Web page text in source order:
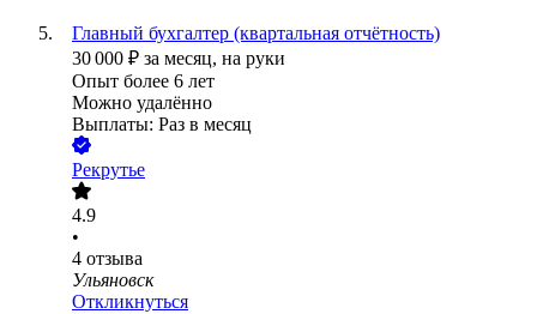
Главный бухгалтер (квартальная отчётность)
30 000 ₽ за месяц, на руки
Опыт более 6 лет
Можно удалённо
Выплаты: Раз в месяц
Рекрутье
4.9
•
4 отзыва
Ульяновск
Откликнуться